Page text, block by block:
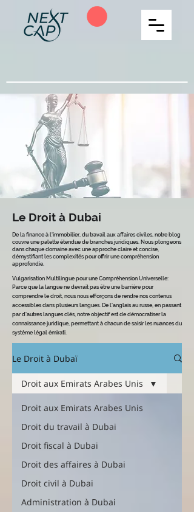
Le Droit à Dubai
De la finance à l'immobilier, du travail aux affaires civiles, notre blog
couvre une palette étendue de branches juridiques. Nous plongeons
dans chaque domaine avec une approche claire et concise,
démystifiant les complexités pour offrir une compréhension
approfondie.
Vulgarisation Multilingue pour une Compréhension Universelle:
Parce que la langue ne devrait pas être une barrière pour
comprendre le droit, nous nous efforçons de rendre nos contenus
accessibles dans plusieurs langues. De l'anglais au russe, en passant
par d'autres langues clés, notre objectif est de démocratiser la
connaissance juridique, permettant à chacun de saisir les nuances du
système légal émirati.
Le Droit à Dubaï
Droit aux Emirats Arabes Unis
Droit du travail à Dubai
Droit fiscal à Dubai
Droit des affaires à Dubai
Droit civil à Dubai
Administration à Dubai
Droit aux Emirats Arabes Unis